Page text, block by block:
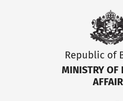
Republic of
MINISTRY OF